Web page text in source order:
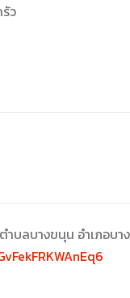
ว
บลบางขนุน อำเภอบ